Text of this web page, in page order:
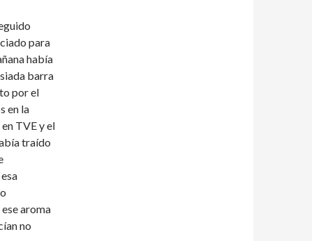
para
había
barra
por el
en la
TVE y el
traído
aroma
no